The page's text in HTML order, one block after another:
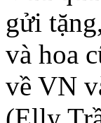
gửi
và hoa
về VN